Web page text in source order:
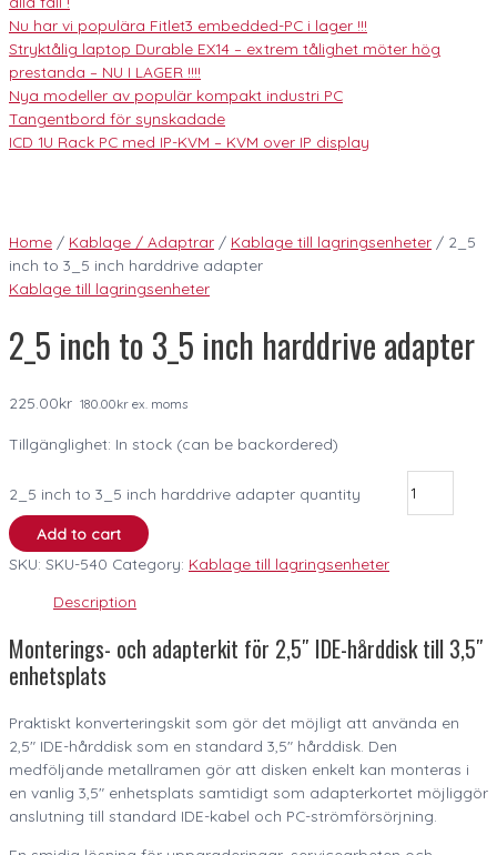
Nu har vi populära Fitlet3 embedded-PC i lager !!!
Stryktålig laptop Durable EX14 – extrem tålighet möter hög
prestanda – NU I LAGER !!!!
Nya modeller av populär kompakt industri PC
Tangentbord för synskadade
ICD 1U Rack PC med IP-KVM – KVM over IP display
Home / Kablage / Adaptrar / Kablage till lagringsenheter / 2_5
inch to 3_5 inch harddrive adapter
Kablage till lagringsenheter
2_5 inch to 3_5 inch harddrive adapter
225.00kr 180.00kr ex. moms
Tillgänglighet: In stock (can be backordered)
2_5 inch to 3_5 inch harddrive adapter quantity
Add to cart
SKU: SKU-540 Category: Kablage till lagringsenheter
Description
Monterings- och adapterkit för 2,5″ IDE-hårddisk till 3,5″
enhetsplats
Praktiskt konverteringskit som gör det möjligt att använda en
2,5″ IDE-hårddisk som en standard 3,5″ hårddisk. Den
medföljande metallramen gör att disken enkelt kan monteras i
en vanlig 3,5″ enhetsplats samtidigt som adapterkortet möjliggör
anslutning till standard IDE-kabel och PC-strömförsörjning.